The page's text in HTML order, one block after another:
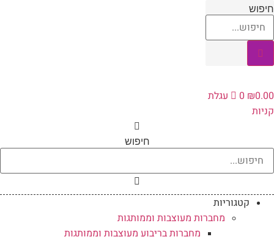
דלג
לתוכן
חיפוש
₪0.00
0
עגלת
קניות
חיפוש
קטגוריות
מחברות מעוצבות וממותגות
מחברות בריבוע מעוצבות וממותגות